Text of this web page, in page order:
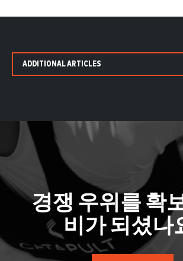
ADDITIONAL ARTICLES
경쟁 우위를 확
비가 되셨나